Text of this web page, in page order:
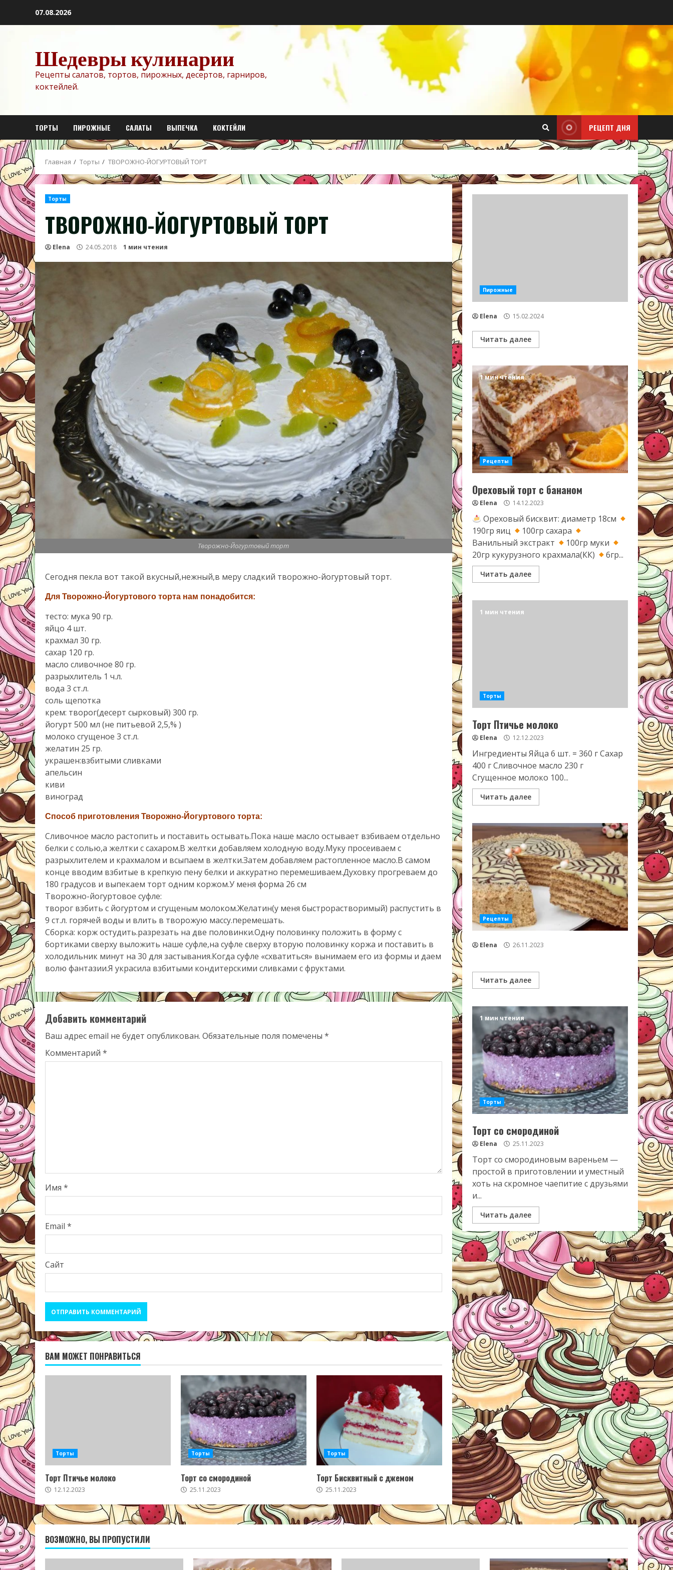
07.08.2026
Шедевры кулинарии
Рецепты салатов, тортов, пирожных, десертов, гарниров,
коктейлей.
ТОРТЫ ПИРОЖНЫЕ САЛАТЫ ВЫПЕЧКА КОКТЕЙЛИ РЕЦЕПТ ДНЯ
Главная Торты ТВОРОЖНО-ЙОГУРТОВЫЙ ТОРТ
Торты
ТВОРОЖНО-ЙОГУРТОВЫЙ ТОРТ
Elena 24.05.2018 1 мин чтения
Творожно-Йогуртовый торт
Сегодня пекла вот такой вкусный,нежный,в меру сладкий творожно-йогуртовый торт.
Для Творожно-Йогуртового торта нам понадобится:
тесто: мука 90 гр.
яйцо 4 шт.
крахмал 30 гр.
сахар 120 гр.
масло сливочное 80 гр.
разрыхлитель 1 ч.л.
вода 3 ст.л.
соль щепотка
крем: творог(десерт сырковый) 300 гр.
йогурт 500 мл (не питьевой 2,5,% )
молоко сгущеное 3 ст.л.
желатин 25 гр.
украшен:взбитыми сливками
апельсин
киви
виноград
Способ приготовления Творожно-Йогуртового торта:
Сливочное масло растопить и поставить остывать.Пока наше масло остывает взбиваем отдельно
белки с солью,а желтки с сахаром.В желтки добавляем холодную воду.Муку просеиваем с
разрыхлителем и крахмалом и всыпаем в желтки.Затем добавляем растопленное масло.В самом
конце вводим взбитые в крепкую пену белки и аккуратно перемешиваем.Духовку прогреваем до
180 градусов и выпекаем торт одним коржом.У меня форма 26 см
Творожно-йогуртовое суфле:
творог взбить с йогуртом и сгущеным молоком.Желатин(у меня быстрорастворимый) распустить в
9 ст.л. горячей воды и влить в творожую массу.перемешать.
Сборка: корж остудить.разрезать на две половинки.Одну половинку положить в форму с
бортиками сверху выложить наше суфле,на суфле сверху вторую половинку коржа и поставить в
холодильник минут на 30 для застывания.Когда суфле «схватиться» вынимаем его из формы и даем
волю фантазии.Я украсила взбитыми кондитерскими сливками с фруктами.
Добавить комментарий
Ваш адрес email не будет опубликован. Обязательные поля помечены *
Комментарий *
Имя *
Email *
Сайт
ВАМ МОЖЕТ ПОНРАВИТЬСЯ
Торты
Торт Птичье молоко
12.12.2023
Торты
Торт со смородиной
25.11.2023
Торты
Торт Бисквитный с джемом
25.11.2023
Пирожные
Elena 15.02.2024
Читать далее
1 мин чтения
Рецепты
Ореховый торт с бананом
Elena 14.12.2023
Ореховый бисквит: диаметр 18см
190гр яиц
100гр сахара
Ванильный экстракт
100гр муки
20гр кукурузного крахмала(КК)
6гр...
Читать далее
1 мин чтения
Торты
Торт Птичье молоко
Elena 12.12.2023
Ингредиенты Яйца 6 шт. = 360 г Сахар
400 г Сливочное масло 230 г
Сгущенное молоко 100...
Читать далее
Рецепты
Elena 26.11.2023
Читать далее
1 мин чтения
Торты
Торт со смородиной
Elena 25.11.2023
Торт со смородиновым вареньем —
простой в приготовлении и уместный
хоть на скромное чаепитие с друзьями
и...
Читать далее
ВОЗМОЖНО, ВЫ ПРОПУСТИЛИ